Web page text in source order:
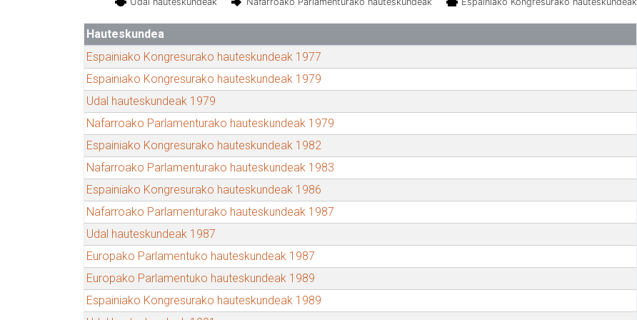
Hauteskundea
Espainiako Kongresurako hauteskundeak 1977
Espainiako Kongresurako hauteskundeak 1979
Udal hauteskundeak 1979
Nafarroako Parlamenturako hauteskundeak 1979
Espainiako Kongresurako hauteskundeak 1982
Nafarroako Parlamenturako hauteskundeak 1983
Espainiako Kongresurako hauteskundeak 1986
Nafarroako Parlamenturako hauteskundeak 1987
Udal hauteskundeak 1987
Europako Parlamentuko hauteskundeak 1987
Europako Parlamentuko hauteskundeak 1989
Espainiako Kongresurako hauteskundeak 1989